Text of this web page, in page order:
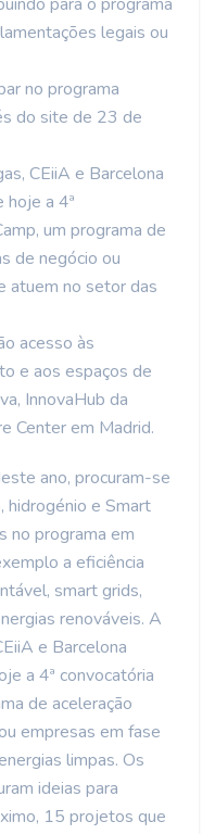
legais ou
no programa
do site de 23 de
CEiiA e Barcelona
a 4ª
um programa de
de negócio ou
atuem no setor das
acesso às
e aos espaços de
InnovaHub da
Center em Madrid.
ano, procuram-se
hidrogénio e Smart
no programa em
a eficiência
smart grids,
renováveis. A
e Barcelona
a 4ª convocatória
de aceleração
empresas em fase
limpas. Os
ideias para
15 projetos que